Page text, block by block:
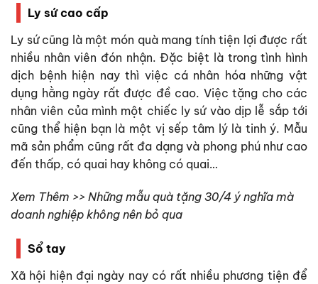
Ly sứ cao cấp
Ly sứ cũng là một món quà mang tính tiện lợi được rất
nhiều nhân viên đón nhận. Đặc biệt là trong tình hình
dịch bệnh hiện nay thì việc cá nhân hóa những vật
dụng hằng ngày rất được đề cao. Việc tặng cho các
nhân viên của mình một chiếc ly sứ vào dịp lễ sắp tới
cũng thể hiện bạn là một vị sếp tâm lý là tinh ý. Mẫu
mã sản phẩm cũng rất đa dạng và phong phú như cao
đến thấp, có quai hay không có quai…
Xem Thêm >> Những mẫu quà tặng 30/4 ý nghĩa mà
doanh nghiệp không nên bỏ qua
Sổ tay
Xã hội hiện đại ngày nay có rất nhiều phương tiện để